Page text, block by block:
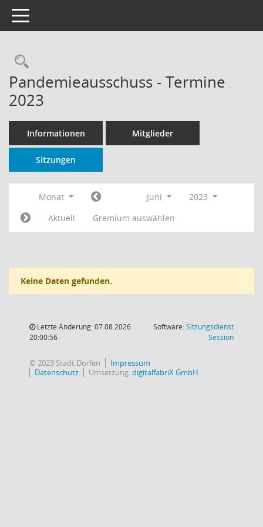
Toggle navigation
Rechercheauswahl
Pandemieausschuss - Termine
2023
Informationen Mitglieder
Sitzungen
Monat Juni
2023
Aktuell
Gremium auswählen
Keine Daten gefunden.
Letzte Änderung: 07.08.2026
20:00:56
Software:Sitzungsdienst
Session(Wird in
© 2023 Stadt Dorfen
Impressum
Datenschutz
Umsetzung:digitalfabriX GmbH